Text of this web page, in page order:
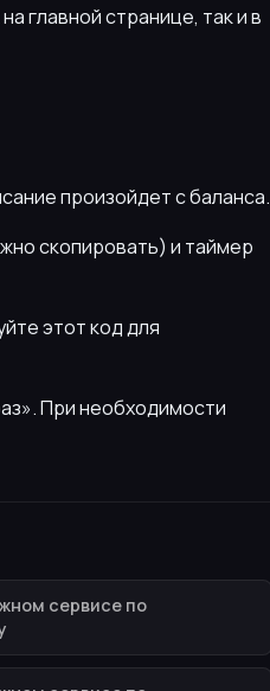
главной странице, так и в
произойдет с баланса.
скопировать) и таймер
этот код для
При необходимости
сервисе по